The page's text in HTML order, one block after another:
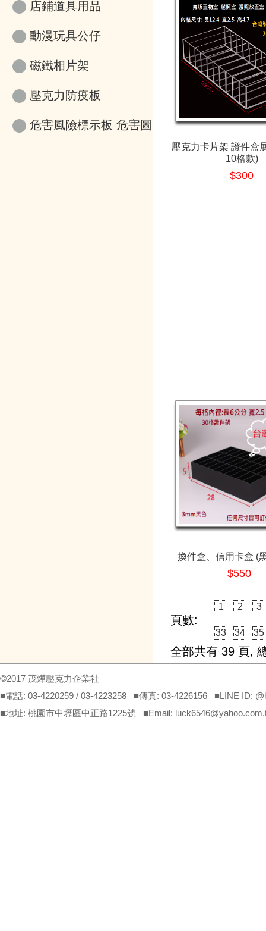
店鋪道具用品
動漫玩具公仔
磁鐵相片架
壓克力防疫板
危害風險標示板 危害圖
壓克力卡片架 證件盒
10格款)
$300
換件盒、信用卡盒 (
$550
頁數:
1 2 3
33 34 35
全部共有 39 頁,
©2017 茂燁壓克力企業社
■電話: 03-4220259 / 03-4223258 ■傳真: 03-4226156 ■LINE ID:
■地址: 桃園市中壢區中正路1225號 ■Email: